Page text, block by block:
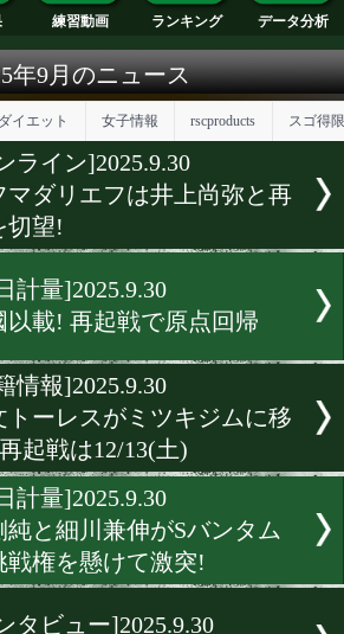
結果 練習動画 ランキング
年9月のニュース
ダイエット
ンライン]2025.9.30
フマダリエフは井上尚弥
日計量]2025.9.30
小國以載! 再起戦で原点回
籍情報]2025.9.30
文トーレスがミツキジム
! 再起戦は12/13(土)